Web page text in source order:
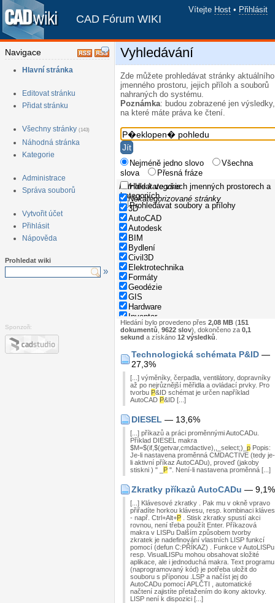
Vítejte Host • Přihlásit
CAD Fórum WIKI
Navigace
Hlavní stránka
Editovat stránku
Přidat stránku
Všechny stránky (143)
Náhodná stránka
Kategorie
Administrace
Správa souborů
Vytvořit účet
Přihlásit
Nápověda
Prohledat wiki
»
Sponzoři:
Vyhledávání
Zde můžete prohledávat stránky aktuálního
jmenného prostoru, jejich příloh a souborů
nahraných do systému.
Poznámka: budou zobrazené jen výsledky,
na které máte práva ke čtení.
Nejméně jedno slovo
Všechna
slova
Přesná fráze
Hledat ve všech jmenných prostorech a
kategoriích
Prohledávat soubory a přílohy
Filtr dle kategorie
Nekategorizované stránky
3D
AutoCAD
Autodesk
BIM
Bydlení
Civil3D
Elektrotechnika
Formáty
Geodézie
GIS
Hardware
Inventor
Nápověda
Normy
Programování
Revit
Správa dat
Stavebnictví
Strojírenství
System
Tipy
Windows
Zkratky
Hledání bylo provedeno přes 2,08 MB (151
dokumentů 9622 slov), dokončeno za 0,1
sekund a získáno 12 výsledků
Technologická schémata P&ID —
27,3%
[...] výměníky, čerpadla, ventilátory, dopravníky
až po nejrůznější měřidla a ovládací prvky. Pro
tvorbu P&ID schémat je určen například
AutoCAD P&ID [...]
DIESEL — 13,6%
[...] příkazů a práci proměnnými AutoCADu.
Příklad DIESEL makra
$M=$(if,$(getvar,cmdactive),,_select;)_ p Popis:
Je-li nastavena proměnná CMDACTIVE (tedy je-
li aktivní příkaz AutoCADu), proveď (jakoby
stiskni ) " _ P ". Není-li nastavena proměnná [...]
Zkratky příkazů AutoCADu — 9,1%
[...] Klávesové zkratky . Pak mu v okně vpravo
přiřadíte horkou klávesu, resp. kombinaci kláves
- např. Ctrl+Alt+P . Stisk zkratky spustí akci
rovnou, není třeba použít Enter. Příkazová
makra v LISPu Dalším způsobem tvorby
zkratek je nadefinování vlastních LISP funkcí
pomocí (defun C:PŘÍKAZ) . Funkce v AutoLISPu
resp. VisualLISPu mohou obsahovat složité
aplikace, ale i jednoduchá makra. Text programu
(naprogramovaný kód) je potřeba uložit do
souboru s příponou .LSP a načíst jej do
AutoCADu pomocí APLČTI , automatické
načtení zajistíte přetažením do ikony aktovky.
LISP není k dispozici [...]